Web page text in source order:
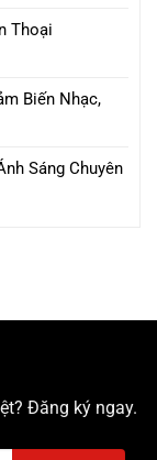
Thoại
Biến Nhạc,
Sáng Chuyên
Đăng ký ngay.